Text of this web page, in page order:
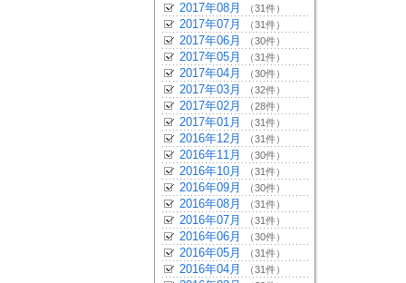
2017年08月 （31件）
2017年07月 （31件）
2017年06月 （30件）
2017年05月 （31件）
2017年04月 （30件）
2017年03月 （32件）
2017年02月 （28件）
2017年01月 （31件）
2016年12月 （31件）
2016年11月 （30件）
2016年10月 （31件）
2016年09月 （30件）
2016年08月 （31件）
2016年07月 （31件）
2016年06月 （30件）
2016年05月 （31件）
2016年04月 （31件）